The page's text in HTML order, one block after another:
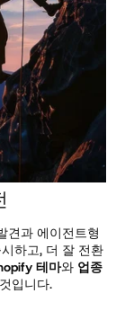
견과 에이전트형
하고, 더 잘 전환
테마와 업종
입니다.